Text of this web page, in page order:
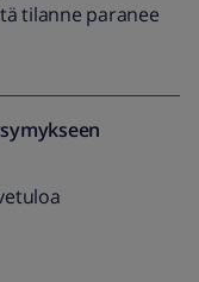
tilanne paranee